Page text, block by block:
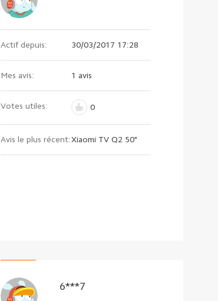
Actif depuis: 30/03/2017 17:28
Mes avis: 1 avis
Votes utiles: 0
Avis le plus récent:Xiaomi TV Q2 50"
6***7